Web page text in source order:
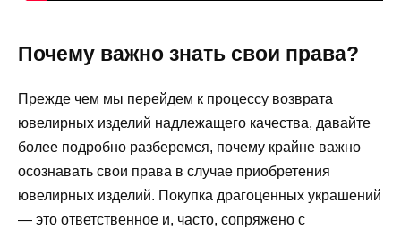
Почему важно знать свои права?
Прежде чем мы перейдем к процессу возврата
ювелирных изделий надлежащего качества, давайте
более подробно разберемся, почему крайне важно
осознавать свои права в случае приобретения
ювелирных изделий. Покупка драгоценных украшений
— это ответственное и, часто, сопряжено с